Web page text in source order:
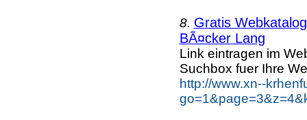
8. Gratis
BÃ¤cker Lang
Link eintragen im
Suchbox fuer Ihre
http://www.xn--